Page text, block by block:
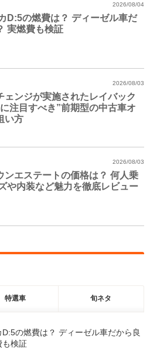
D:5の燃費は？ ディーゼル車だ
実燃費も検証
2026/08/04
ェンジが実施されたレイバック
注目すべき”前期型の中古車オ
い方
2026/08/03
ンエステートの価格は？ 何人乗
や内装など魅力を徹底レビュー
2026/08/03
特選車 旬ネタ
D:5の燃費は？ ディーゼル車だから良
も検証